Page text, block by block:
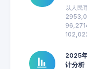
以人民
2025
计分析